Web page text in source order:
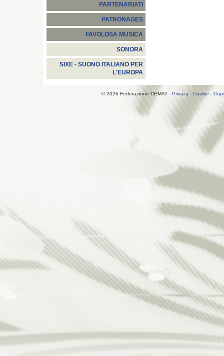
PARTENARIATI
PATRONAGES
FAVOLOSA MUSICA
SONORA
SIXE - SUONO ITALIANO PER
L'EUROPA
© 2026 Federazione CEMAT - Privacy - Cookie -